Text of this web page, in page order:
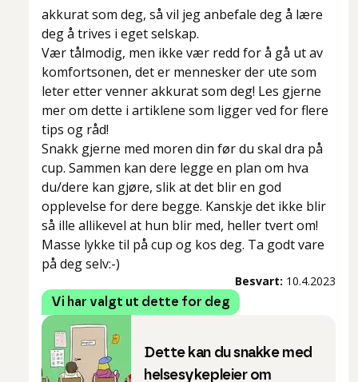
akkurat som deg, så vil jeg anbefale deg å lære
deg å trives i eget selskap.
Vær tålmodig, men ikke vær redd for å gå ut av
komfortsonen, det er mennesker der ute som
leter etter venner akkurat som deg! Les gjerne
mer om dette i artiklene som ligger ved for flere
tips og råd!
Snakk gjerne med moren din før du skal dra på
cup. Sammen kan dere legge en plan om hva
du/dere kan gjøre, slik at det blir en god
opplevelse for dere begge. Kanskje det ikke blir
så ille allikevel at hun blir med, heller tvert om!
Masse lykke til på cup og kos deg. Ta godt vare
på deg selv:-)
Besvart: 10.4.2023
Vi har valgt ut dette for deg
Dette kan du snakke med
helsesykepleier om